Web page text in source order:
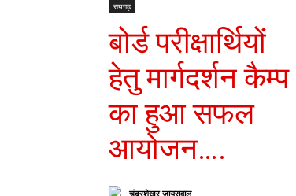
रायगढ़
बोर्ड परीक्षार्थियों
हेतु मार्गदर्शन कैम्प
का हुआ सफल
आयोजन….
चंद्रशेखर जायसवाल